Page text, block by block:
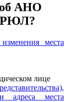
об АНО
места
лице
адреса места